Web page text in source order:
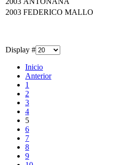
Display #
Inicio
Anterior
1
2
3
4
5
6
7
8
9
2003 FEDERICO MALLO